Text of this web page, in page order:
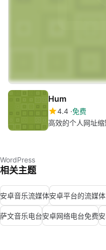
Hum
4.4 免费
高效的个人网址
WordPress
相关主题
安卓音乐流媒体安卓平台的流媒
萨文音乐电台安卓网络电台免费